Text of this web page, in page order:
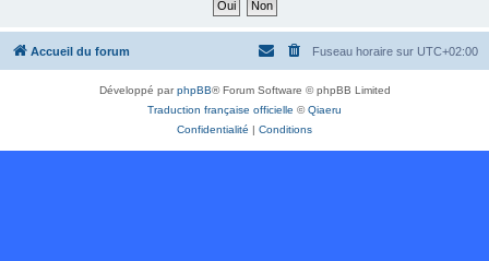
h
Accueil du forum Fuseau horaire sur UTC+02:00
Développé parphpBB® Forum Software © phpBB Limited
Traduction française officielle ©Qiaeru
Confidentialité | Conditions